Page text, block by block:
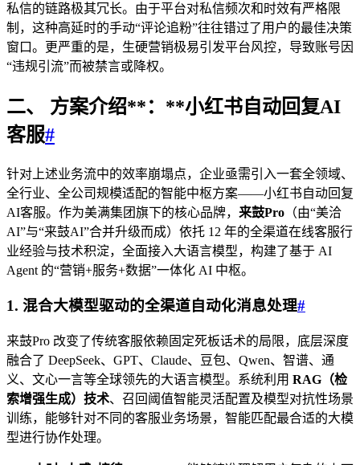
私信的链路极其冗长。由于平台对私信频次和时效有严格限
制，这种高延时的手动“评论追粉”往往错过了用户的最佳决策
窗口。更严重的是，生硬营销极易引发平台风控，导致账号因
“违规引流”而被禁言或降权。
二、 方案介绍**：**小红书自动回复AI
客服#
针对上述业务流中的效率崩塌点，企业亟需引入一套全领域、
全行业、全公司规模适配的智能中枢方案——小红书自动回复
AI客服。作为美满集团旗下的核心品牌， 来鼓Pro （由“美洽
AI”与“来鼓AI”合并升级而成）依托 12 年的全渠道在线客服行
业经验与技术积淀，全面接入大语言模型，构建了基于 AI
Agent 的“营销+服务+数据”一体化 AI 中枢。
1. 混合大模型驱动的全渠道自动化消息处理#
来鼓Pro 改变了传统客服依赖固定死板话术的局限，底层深度
融合了 DeepSeek、GPT、Claude、豆包、Qwen、智谱、通
义、文心一言等全球领先的大语言模型。系统利用 RAG（检
索增强生成）技术、召回阈值智能灵活配置及模型对抗性场景
训练，能够针对不同的客服业务场景，智能匹配最合适的大模
型进行协作处理。